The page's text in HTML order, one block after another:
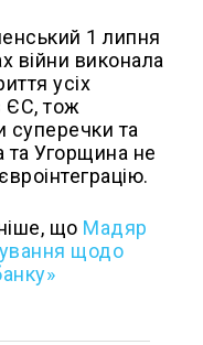
1 липня
війни виконала
усіх
ЄС, тож
суперечки та
та Угорщина не
що Мадяр
щодо